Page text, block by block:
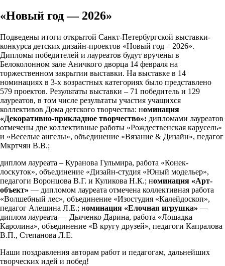
«Новый год — 2026»
Подведены итоги открытой Санкт-Петербургской выставки-
конкурса детских дизайн-проектов «Новый год – 2026».
Дипломы победителей и лауреатов будут вручены в
Белоколонном зале Аничкого дворца 14 февраля на
торжественном закрытии выставки. На выставке в 14
номинациях в 3-х возрастных категориях было представлено
579 проектов. Результаты выставки – 71 победитель и 129
лауреатов, в том числе результаты участия учащихся
коллективов Дома детского творчества: номинация
«Декоративно-прикладное творчество»: дипломами лауреатов
отмечены две коллективные работы «Рождественская карусель»
и «Веселые ангелы», объединение «Вязание & Дизайн», педагог
Мкртчян В.В.;
диплом лауреата – Куранова Гульмира, работа «Конек-
лоскуток», объединение «Дизайн-студия «Юный модельер»,
педагоги Воронцова В.Г. и Куликова Н.К.; номинация «Арт-
объект» — дипломом лауреата отмечена коллективная работа
«Волшебный лес», объединение «Изостудия «Калейдоскоп»,
педагог Алешина Л.Е.; номинация «Елочная игрушка» —
диплом лауреата — Дьяченко Дарина, работа «Лошадка
Каролина», объединение «В кругу друзей», педагоги Капралова
В.П., Степанова Л.Е.
Наши поздравления авторам работ и педагогам, дальнейших
творческих идей и побед!